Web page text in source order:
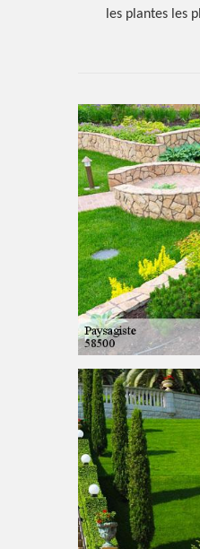
Excellent
entreprise à
idées et
les plantes les